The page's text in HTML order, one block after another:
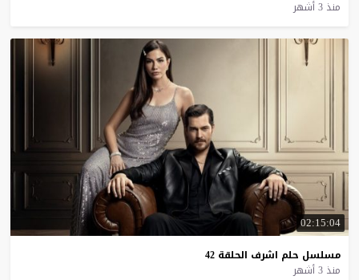
منذ 3 أشهر
02:15:04
مسلسل حلم اشرف الحلقة 42
منذ 3 أشهر